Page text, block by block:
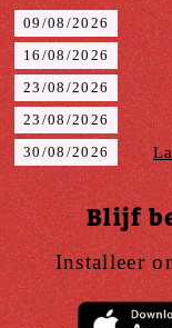
09/08/2026
16/08/2026
23/08/2026
23/08/2026
30/08/2026
Blijf
Installeer